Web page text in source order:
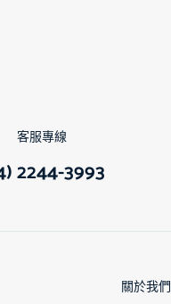
客服專線
2244-3993
關於我們